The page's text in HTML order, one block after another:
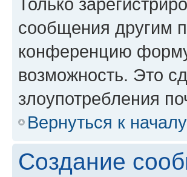
сообщения другим
конференцию
возможность. Это
злоупотребления
Вернуться к началу
Создание